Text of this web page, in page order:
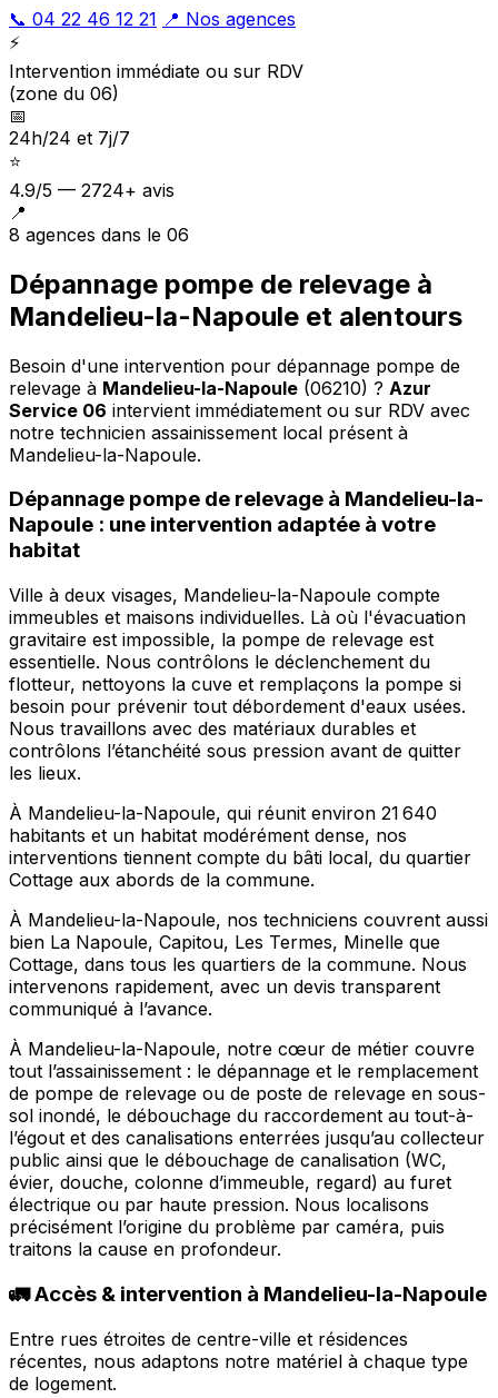
📞 04 22 46 12 21 📍 Nos agences
⚡
Intervention immédiate ou sur RDV
(zone du 06)
📅
24h/24 et 7j/7
⭐
4.9/5 — 2724+ avis
📍
8 agences dans le 06
Dépannage pompe de relevage à
Mandelieu-la-Napoule et alentours
Besoin d'une intervention pour dépannage pompe de
relevage à Mandelieu-la-Napoule (06210) ? Azur
Service 06 intervient immédiatement ou sur RDV avec
notre technicien assainissement local présent à
Mandelieu-la-Napoule.
Dépannage pompe de relevage à Mandelieu-la-
Napoule : une intervention adaptée à votre
habitat
Ville à deux visages, Mandelieu-la-Napoule compte
immeubles et maisons individuelles. Là où l'évacuation
gravitaire est impossible, la pompe de relevage est
essentielle. Nous contrôlons le déclenchement du
flotteur, nettoyons la cuve et remplaçons la pompe si
besoin pour prévenir tout débordement d'eaux usées.
Nous travaillons avec des matériaux durables et
contrôlons l’étanchéité sous pression avant de quitter
les lieux.
À Mandelieu-la-Napoule, qui réunit environ 21 640
habitants et un habitat modérément dense, nos
interventions tiennent compte du bâti local, du quartier
Cottage aux abords de la commune.
À Mandelieu-la-Napoule, nos techniciens couvrent aussi
bien La Napoule, Capitou, Les Termes, Minelle que
Cottage, dans tous les quartiers de la commune. Nous
intervenons rapidement, avec un devis transparent
communiqué à l’avance.
À Mandelieu-la-Napoule, notre cœur de métier couvre
tout l’assainissement : le dépannage et le remplacement
de pompe de relevage ou de poste de relevage en sous-
sol inondé, le débouchage du raccordement au tout-à-
l’égout et des canalisations enterrées jusqu’au collecteur
public ainsi que le débouchage de canalisation (WC,
évier, douche, colonne d’immeuble, regard) au furet
électrique ou par haute pression. Nous localisons
précisément l’origine du problème par caméra, puis
traitons la cause en profondeur.
🚛 Accès & intervention à Mandelieu-la-Napoule
Entre rues étroites de centre-ville et résidences
récentes, nous adaptons notre matériel à chaque type
de logement.